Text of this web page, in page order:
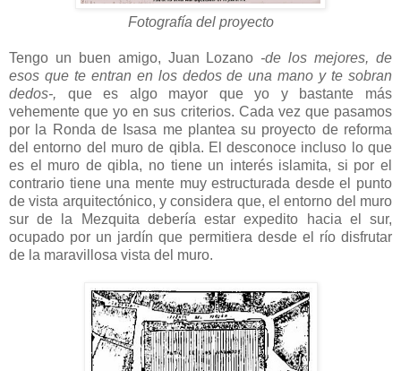
Fotografía del proyecto
Tengo un buen amigo, Juan Lozano -de los mejores, de
esos que te entran en los dedos de una mano y te sobran
dedos-, que es algo mayor que yo y bastante más
vehemente que yo en sus criterios. Cada vez que pasamos
por la Ronda de Isasa me plantea su proyecto de reforma
del entorno del muro de qibla. El desconoce incluso lo que
es el muro de qibla, no tiene un interés islamita, si por el
contrario tiene una mente muy estructurada desde el punto
de vista arquitectónico, y considera que, el entorno del muro
sur de la Mezquita debería estar expedito hacia el sur,
ocupado por un jardín que permitiera desde el río disfrutar
de la maravillosa vista del muro.